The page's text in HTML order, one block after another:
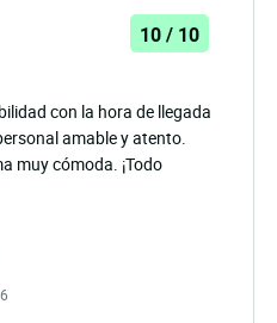
10 / 10
con la hora de llegada
amable y atento.
muy cómoda. ¡Todo